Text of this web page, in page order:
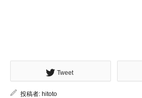
Tweet
投稿者: hitoto